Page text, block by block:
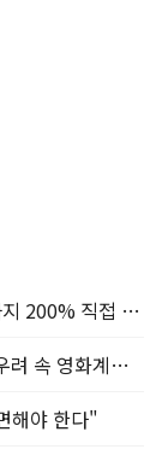
'액션 가이' 재탄생 이동욱, 상탈 탈출 신까지 200% 직접 소화
황정민을 흔드는 손, 사생활 논란 장기전 우려 속 영화계도 리스크
해야 한다"